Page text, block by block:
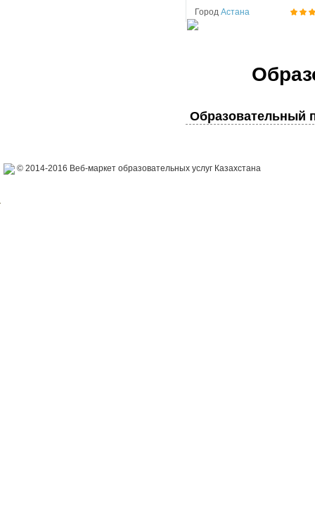
Город Астана
Образовательный
© 2014-2016 Веб-маркет образовательных услуг Казахстана